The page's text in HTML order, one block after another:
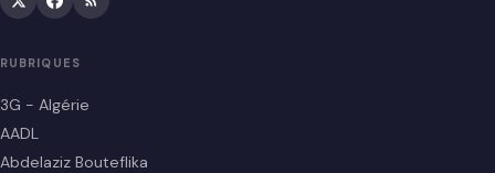
RUBRIQUES
3G - Algérie
AADL
Abdelaziz Bouteflika